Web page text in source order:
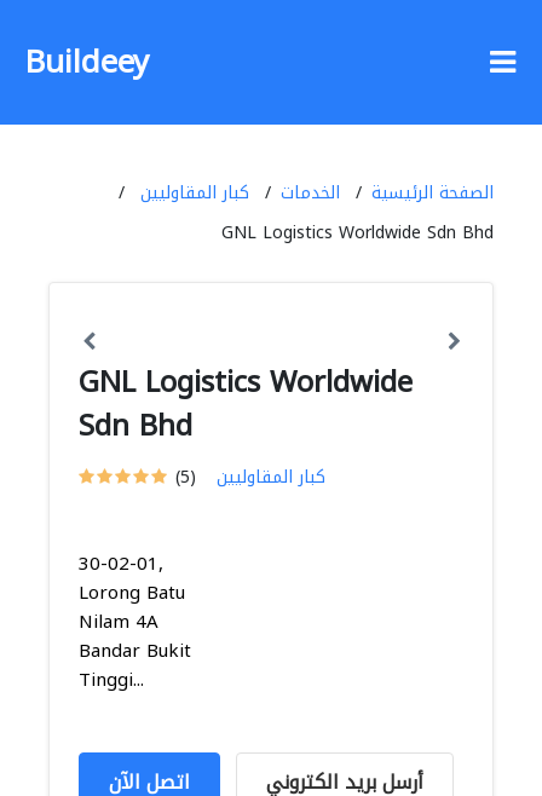
Buildeey
الصفحة الرئيسية الخدمات
كبار المقاوليين
GNL Logistics Worldwide Sdn Bhd
GNL Logistics Worldwide
Sdn Bhd
(5) كبار المقاوليين
30-02-01,
Lorong Batu
Nilam 4A
Bandar Bukit
Tinggi...
اتصل الآن أرسل بريد الكتروني